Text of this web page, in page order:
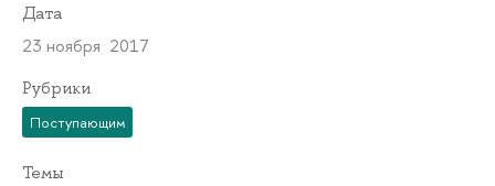
Дата
23 ноября 2017
Рубрики
Поступающим
Темы